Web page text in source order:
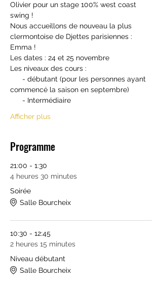
Olivier pour un stage 100% west coast
swing !
Nous accueillons de nouveau la plus
clermontoise de Djettes parisiennes :
Emma !
Les dates : 24 et 25 novembre
Les niveaux des cours :
- débutant (pour les personnes ayant
commencé la saison en septembre)
- Intermédiaire
Afficher plus
Programme
21:00 - 1:30
4 heures 30 minutes
Soirée
Salle Bourcheix
10:30 - 12:45
2 heures 15 minutes
Niveau débutant
Salle Bourcheix